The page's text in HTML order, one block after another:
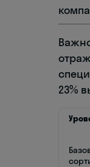
23%